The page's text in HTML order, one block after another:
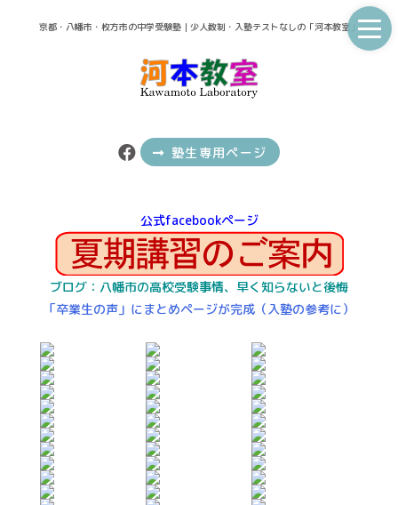
京都・八幡市・枚方市の中学受験塾｜少人数制・入塾テストなしの「河本教室」
塾生専用ページ
公式facebookページ
ブログ：八幡市の高校受験事情、早く知らないと後悔
「卒業生の声」にまとめページが完成（入塾の参考に）